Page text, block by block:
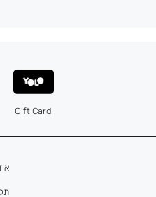
Gift Card